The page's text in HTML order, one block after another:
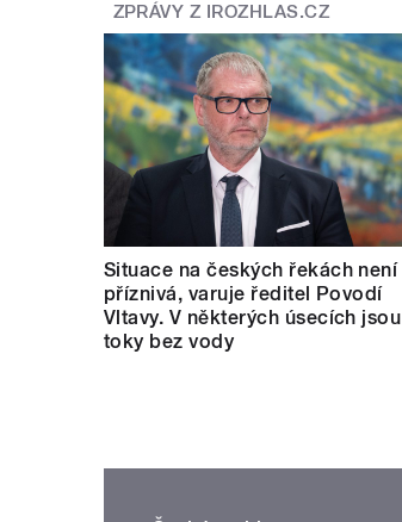
ZPRÁVY Z IROZHLAS.CZ
Situace na českých řekách není
příznivá, varuje ředitel Povodí
Vltavy. V některých úsecích jsou
toky bez vody